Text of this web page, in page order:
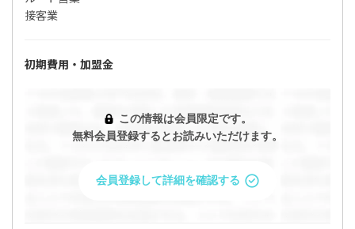
接客業
初期費用・加盟金
この情報は会員限定です。
無料会員登録するとお読みいただけます。
会員登録して詳細を確認する